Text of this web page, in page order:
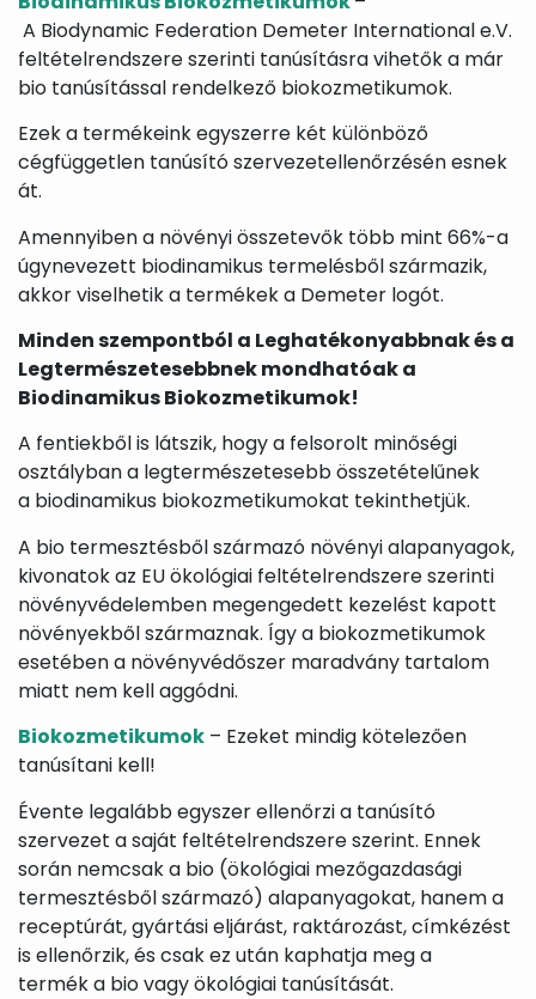
szempilla
ápolók
hatóanyag
koncentrátumok
testápoló
tejek,
testvajak,
Tonikok,
splashek
Tusfürdők,
folyékony
szappanok,
A Biodynamic Federation Demeter International e.V.
feltételrendszere szerinti tanúsításra vihetők a már
bio tanúsítással rendelkező biokozmetikumok.
Ezek a termékeink egyszerre két különböző
cégfüggetlen tanúsító szervezetellenőrzésén esnek
át.
Amennyiben a növényi összetevők több mint 66%-a
úgynevezett biodinamikus termelésből származik,
akkor viselhetik a termékek a Demeter logót.
Minden szempontból a Leghatékonyabbnak és a
Legtermészetesebbnek mondhatóak a
Biodinamikus Biokozmetikumok!
A fentiekből is látszik, hogy a felsorolt minőségi
osztályban a legtermészetesebb összetételűnek
a biodinamikus biokozmetikumokat tekinthetjük.
A bio termesztésből származó növényi alapanyagok,
kivonatok az EU ökológiai feltételrendszere szerinti
növényvédelemben megengedett kezelést kapott
növényekből származnak. Így a biokozmetikumok
esetében a növényvédőszer maradvány tartalom
miatt nem kell aggódni.
Biokozmetikumok – Ezeket mindig kötelezően
tanúsítani kell!
Évente legalább egyszer ellenőrzi a tanúsító
szervezet a saját feltételrendszere szerint. Ennek
során nemcsak a bio (ökológiai mezőgazdasági
termesztésből származó) alapanyagokat, hanem a
receptúrát, gyártási eljárást, raktározást, címkézést
is ellenőrzik, és csak ez után kaphatja meg a
termék a bio vagy ökológiai tanúsítását.